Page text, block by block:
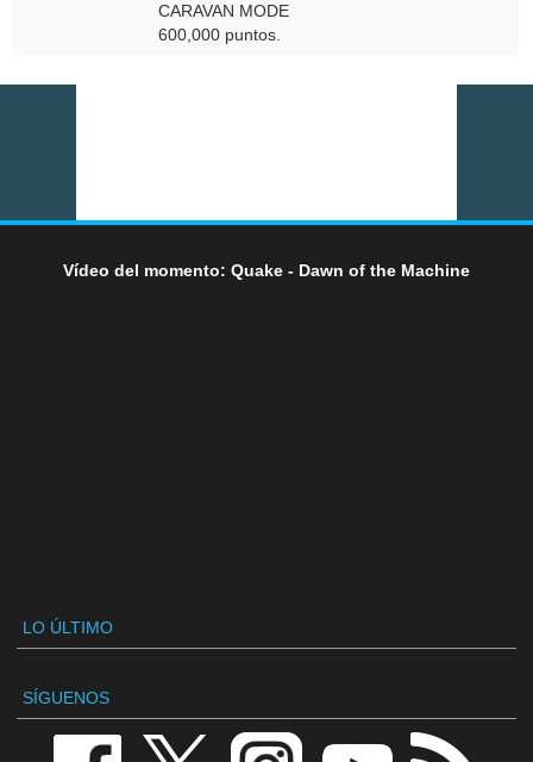
CARAVAN MODE
600,000 puntos.
Vídeo del momento: Quake - Dawn of the Machine
LO ÚLTIMO
SÍGUENOS